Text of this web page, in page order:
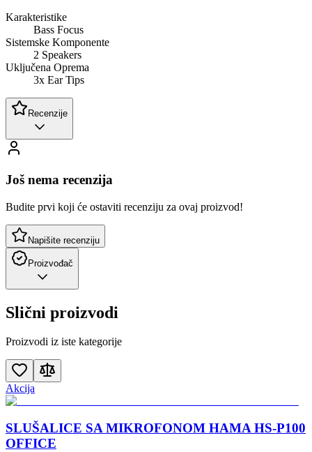
Karakteristike
Bass Focus
Sistemske Komponente
2 Speakers
Uključena Oprema
3x Ear Tips
Recenzije
Još nema recenzija
Budite prvi koji će ostaviti recenziju za ovaj proizvod!
Napišite recenziju
Proizvođač
Slični proizvodi
Proizvodi iz iste kategorije
Akcija
SLUŠALICE SA MIKROFONOM HAMA HS-P100
OFFICE